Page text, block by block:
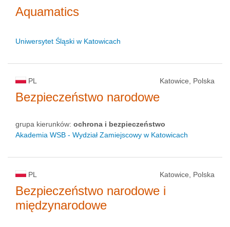
Aquamatics
Uniwersytet Śląski w Katowicach
PL Katowice, Polska
Bezpieczeństwo narodowe
grupa kierunków: ochrona i bezpieczeństwo
Akademia WSB - Wydział Zamiejscowy w Katowicach
PL Katowice, Polska
Bezpieczeństwo narodowe i
międzynarodowe